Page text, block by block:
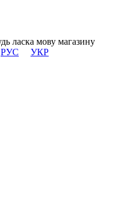
ласка мову магазину
РУС
УКР